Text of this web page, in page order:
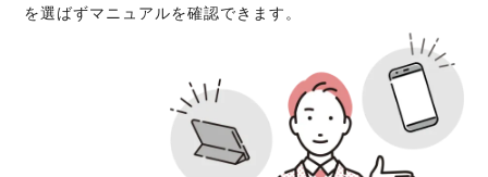
を選ばずマニュアルを確認できます。